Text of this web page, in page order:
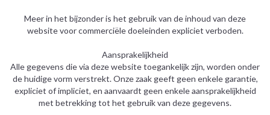
Meer in het bijzonder is het gebruik van de inhoud van deze
website voor commerciële doeleinden expliciet verboden.
Aansprakelijkheid
Alle gegevens die via deze website toegankelijk zijn, worden onder
de huidige vorm verstrekt. Onze zaak geeft geen enkele garantie,
expliciet of impliciet, en aanvaardt geen enkele aansprakelijkheid
met betrekking tot het gebruik van deze gegevens.